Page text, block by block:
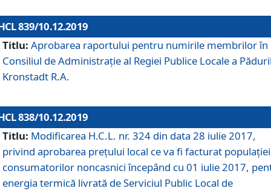
839/10.12.2019
Titlu: Aprobarea raportului pentru numirile membrilor în
Consiliul de Administraţie al Regiei Publice Locale a
Kronstadt R.A.
838/10.12.2019
Titlu: Modificarea H.C.L. nr. 324 din data 28 iulie 2017,
privind aprobarea preţului local ce va fi facturat
consumatorilor noncasnici începând cu 01 iulie 2017,
energia termică livrată de Serviciul Public Local de